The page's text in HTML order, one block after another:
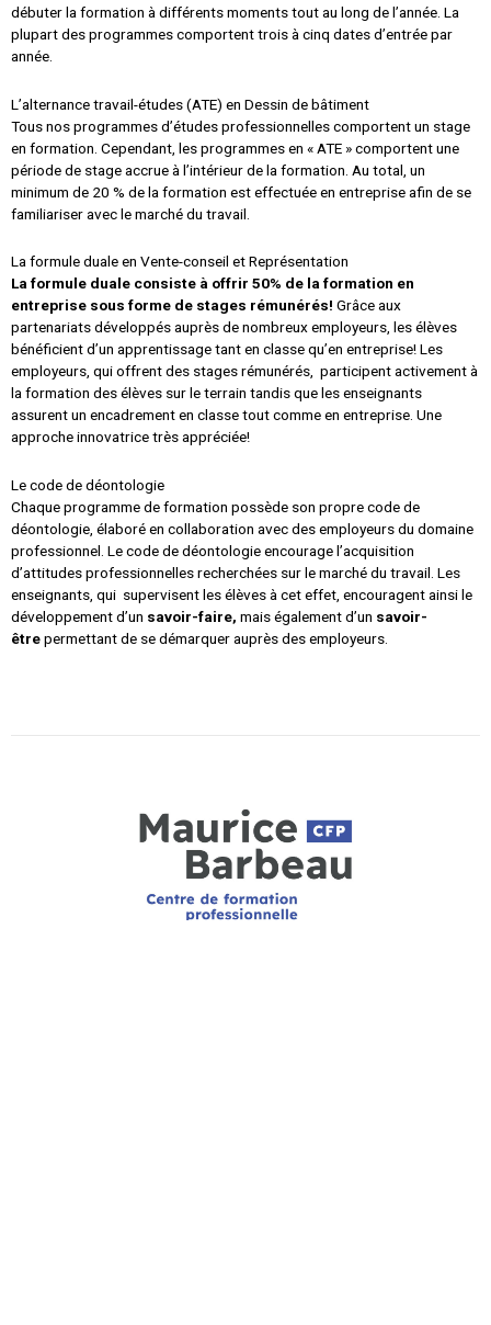
débuter la formation à différents moments tout au long de l’année. La
plupart des programmes comportent trois à cinq dates d’entrée par
année.
L’alternance travail-études (ATE) en Dessin de bâtiment
Tous nos programmes d’études professionnelles comportent un stage
en formation. Cependant, les programmes en « ATE » comportent une
période de stage accrue à l’intérieur de la formation. Au total, un
minimum de 20 % de la formation est effectuée en entreprise afin de se
familiariser avec le marché du travail.
La formule duale en Vente-conseil et Représentation
La formule duale consiste à offrir 50% de la formation en
entreprise sous forme de stages rémunérés! Grâce aux
partenariats développés auprès de nombreux employeurs, les élèves
bénéficient d’un apprentissage tant en classe qu’en entreprise! Les
employeurs, qui offrent des stages rémunérés, participent activement à
la formation des élèves sur le terrain tandis que les enseignants
assurent un encadrement en classe tout comme en entreprise. Une
approche innovatrice très appréciée!
Le code de déontologie
Chaque programme de formation possède son propre code de
déontologie, élaboré en collaboration avec des employeurs du domaine
professionnel. Le code de déontologie encourage l’acquisition
d’attitudes professionnelles recherchées sur le marché du travail. Les
enseignants, qui supervisent les élèves à cet effet, encouragent ainsi le
développement d’un savoir-faire, mais également d’un savoir-
êtrepermettant de se démarquer auprès des employeurs.